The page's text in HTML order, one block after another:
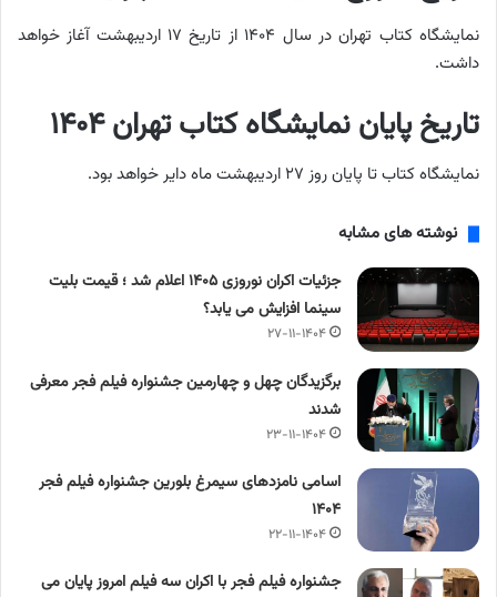
نمایشگاه کتاب تهران در سال ۱۴۰۴ از تاریخ ۱۷ اردیبهشت آغاز خواهد
داشت.
تاریخ پایان نمایشگاه کتاب تهران ۱۴۰۴
نمایشگاه کتاب تا پایان روز ۲۷ اردیبهشت ماه دایر خواهد بود.
نوشته های مشابه
جزئیات اکران نوروزی ۱۴۰۵ اعلام شد ؛ قیمت بلیت
سینما افزایش می یابد؟
۲۷-۱۱-۱۴۰۴
برگزیدگان چهل و چهارمین جشنواره فیلم فجر معرفی
شدند
۲۳-۱۱-۱۴۰۴
اسامی نامزدهای سیمرغ بلورین جشنواره فیلم فجر
۱۴۰۴
۲۲-۱۱-۱۴۰۴
جشنواره فیلم فجر با اکران سه فیلم امروز پایان می